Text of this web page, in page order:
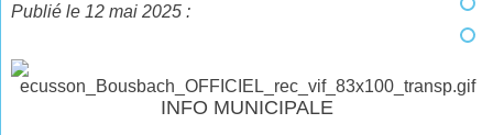
Publié le 12 mai 2025 :
INFO MUNICIPALE